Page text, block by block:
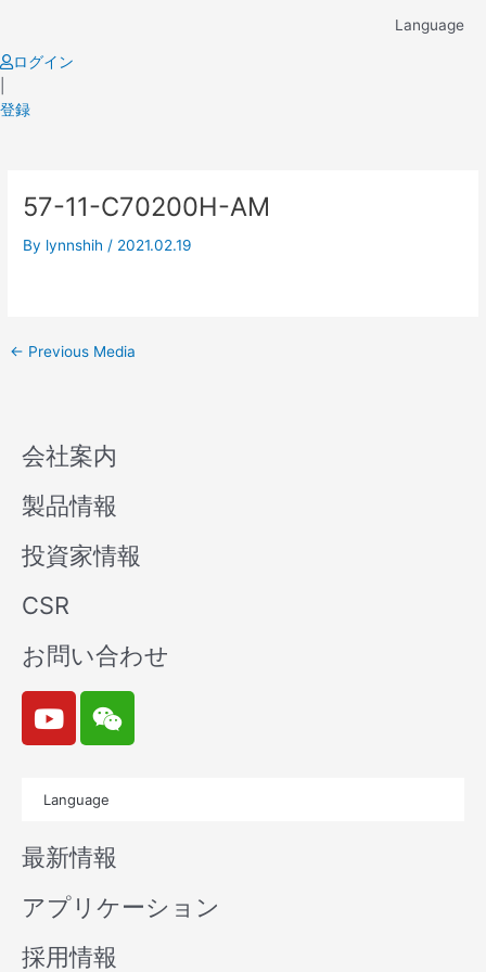
content
Language
ログイン
登録
57-11-C70200H-AM
By lynnshih / 2021.02.19
navigation
← Previous Media
会社案内
製品情報
投資家情報
CSR
お問い合わせ
Y
o
u
b
e
W
e
i
n
Language
最新情報
アプリケーション
採用情報